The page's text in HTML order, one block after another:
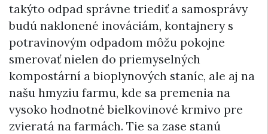
takýto odpad správne triediť a samosprávy
budú naklonené inováciám, kontajnery s
potravinovým odpadom môžu pokojne
smerovať nielen do priemyselných
kompostární a bioplynových staníc, ale aj na
našu hmyziu farmu, kde sa premenia na
vysoko hodnotné bielkovinové krmivo pre
zvieratá na farmách. Tie sa zase stanú